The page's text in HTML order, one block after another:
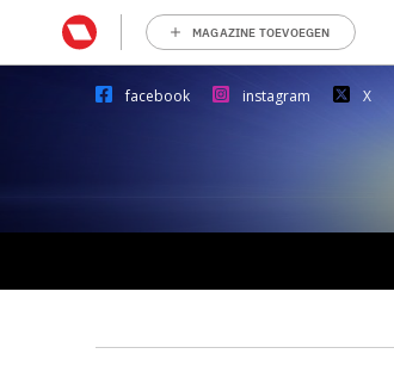
MAGAZINE TOEVOEGEN
facebook instagram X